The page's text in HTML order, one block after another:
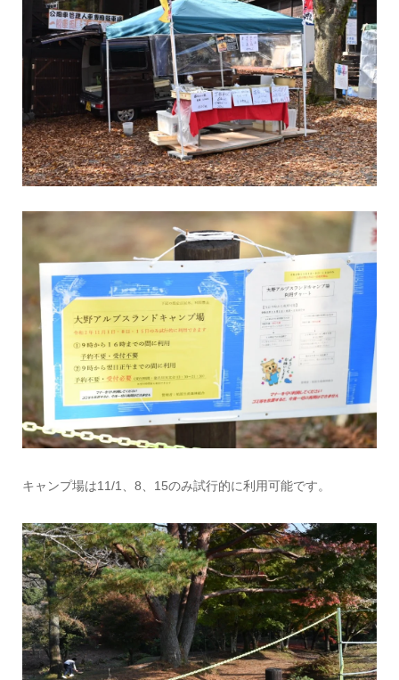
キャンプ場は11/1、8、15のみ試行的に利用可能です。